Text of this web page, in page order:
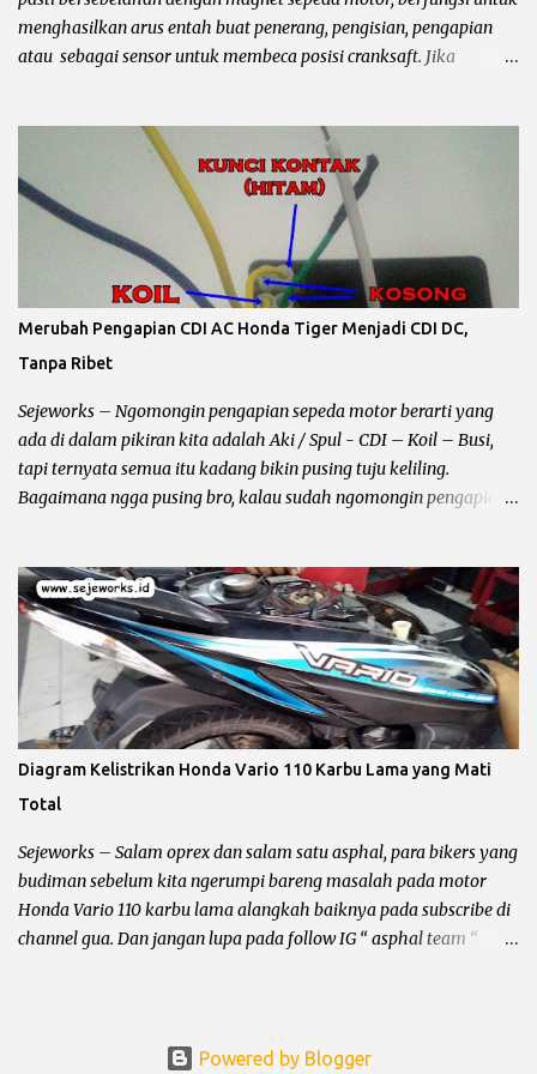
tonjolan magnet melewatinya seb...
menghasilkan arus entah buat penerang, pengisian, pengapian
atau sebagai sensor untuk membeca posisi cranksaft. Jika
akhirnya perlu kick starter / engkol sampai keluar keringat
segede jagung dan mantepnya lagi sampai pakai bensin campur….
Ya campur dorong maksudnya... he….. Ini contoh gambarnya spul
Jupiter mx , masih ok… Beberapa kerusakan pada spull sepeda
motor : Spul pengisian Pada umumnya kabel berwarna putih,
kalau spul ini rusak atau terbakar maka pengaruhnya aki akan
ngedrop sampai habis 2 -3 kali, bahkan kalau ganti kiprok pun
akan tetap sama Karena problemnya ada pada lilitan spul. Cara
mengeceknya bisa dilihat kondisi fisik biasanya terbakar, atau
lilitan kawat putus, untuk pengecekan secara akurat tanpa
bongkar...
Merubah Pengapian CDI AC Honda Tiger Menjadi CDI DC,
Tanpa Ribet
Sejeworks – Ngomongin pengapian sepeda motor berarti yang
ada di dalam pikiran kita adalah Aki / Spul - CDI – Koil – Busi,
tapi ternyata semua itu kadang bikin pusing tuju keliling.
Bagaimana ngga pusing bro, kalau sudah ngomongin pengapian
lebih jauh harus diingat hal yang lagi dibahas itu masalah
pengapian bukan penerangan, karena kadang ada bro yang
bingung jadi gua perjelas dan pertajam setajam silet baru beli.
Pengapian berhubungan dengan CDI dan busi sementara
penerangan berhubungan dengan kiprok dan lampu depan. Jalur
CDI Honda Megapro Primus atau Suzuki Shogun 110 Pengapian
Sepeda Motor Dibagi Menjadi 3 Yaitu : Pengapian AC (Alternative
Current) Pengapian AC alias CDI bolak – balik adalah pengapian
yang bersumber pada spul sebagai pemicu letikan api pada busi,
sehingga terjadi proses pembakaran bahan bakar di ruang bakar.
Kelebihan dari jenis CDI AC ...
Diagram Kelistrikan Honda Vario 110 Karbu Lama yang Mati
Total
Sejeworks – Salam oprex dan salam satu asphal, para bikers yang
budiman sebelum kita ngerumpi bareng masalah pada motor
Honda Vario 110 karbu lama alangkah baiknya pada subscribe di
channel gua. Dan jangan lupa pada follow IG “ asphal team “
pembukaannya yang absurd dan ngga jelas itu. Honda Vario 110
Powered by Blogger